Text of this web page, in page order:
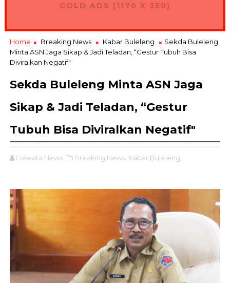
GOLD ADS (1170 X 350)
Home Breaking News Kabar Buleleng
Sekda Buleleng
Minta ASN Jaga Sikap & Jadi Teladan, “Gestur Tubuh Bisa
Diviralkan Negatif"
Sekda Buleleng Minta ASN Jaga
Sikap & Jadi Teladan, “Gestur
Tubuh Bisa Diviralkan Negatif"
Dewata News Breaking News, Kabar Buleleng,